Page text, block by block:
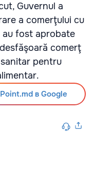
Guvernul a
a comerţului cu
au fost aprobate
comerţ
pentru
в Google